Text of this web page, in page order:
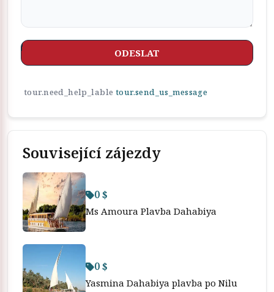
ODESLAT
tour.need_help_lable tour.send_us_message
Související zájezdy
0 $
Ms Amoura Plavba Dahabiya
0 $
Yasmina Dahabiya plavba po Nilu